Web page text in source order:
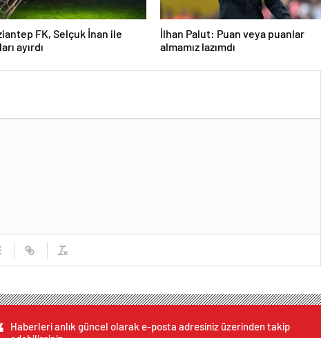
FK, Selçuk İnan ile
ayırdı
İlhan Palut: Puan veya puanlar
almamız lazımdı
Haberleri anlık güncel olarak e-posta adresiniz üzerinden takip